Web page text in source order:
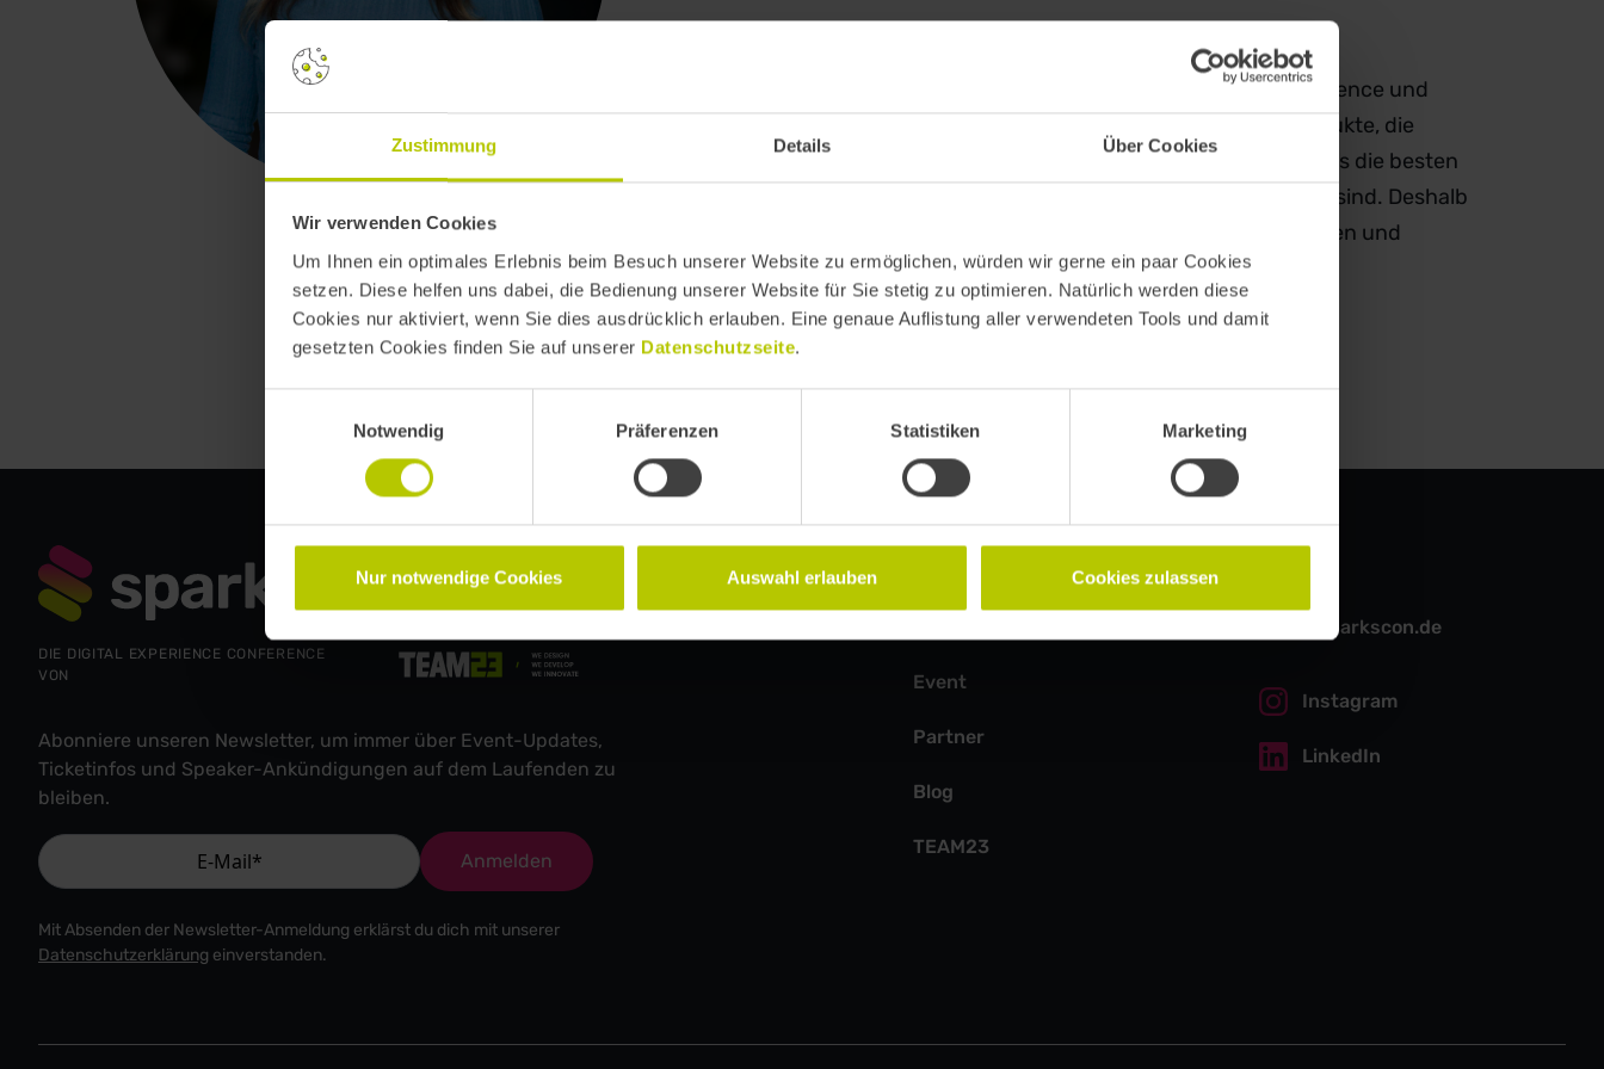
Zustimmung Details Über Cookies
Wir verwenden Cookies
Um Ihnen ein optimales Erlebnis beim Besuch unserer Website zu ermöglichen, würden wir gerne ein paar Cookies
setzen. Diese helfen uns dabei, die Bedienung unserer Website für Sie stetig zu optimieren. Natürlich werden diese
Cookies nur aktiviert, wenn Sie dies ausdrücklich erlauben. Eine genaue Auflistung aller verwendeten Tools und damit
gesetzten Cookies finden Sie auf unserer Datenschutzseite.
Notwendig
Präferenzen Statistiken Marketing
Nur notwendige Cookies Auswahl erlauben Cookies zulassen
Kristina Namajuschka ist UX/UI Designerin mit Fokus auf User Experience und
Business Design. Ihre Leidenschaft gilt der Gestaltung digitaler Produkte, die
intuitiv, verständlich und nutzerfreundlich sind. Sie glaubt daran, dass die besten
digitalen Lösungen nicht die komplexesten, sondern die einfachsten sind. Deshalb
setzt sie sich dafür ein, Nutzerbedürfnisse in den Mittelpunkt zu stellen und
digitale Erlebnisse zu schaffen, die Menschen wirklich weiterhelfen.
DIE DIGITAL EXPERIENCE CONFERENCE
VON
Abonniere unseren Newsletter, um immer über Event-Updates,
Ticketinfos und Speaker-Ankündigungen auf dem Laufenden zu
bleiben.
Anmelden
Mit Absenden der Newsletter-Anmeldung erklärst du dich mit unserer
Datenschutzerklärung einverstanden.
Event
Partner
Blog
TEAM23
hello@sparkscon.de
Instagram
LinkedIn